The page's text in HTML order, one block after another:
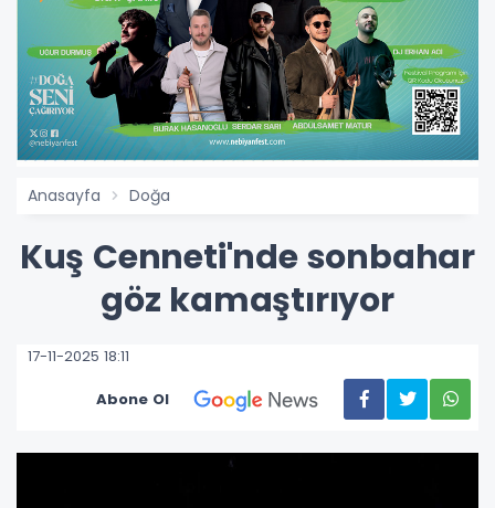
Anasayfa Doğa
Kuş Cenneti'nde sonbahar
göz kamaştırıyor
17-11-2025 18:11
Abone Ol